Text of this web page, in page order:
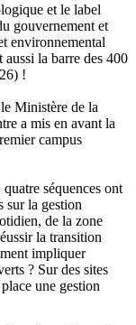
et le label
gouvernement et
environnemental
aussi la barre des 400
!
Ministère de la
a mis en avant la
campus
séquences ont
sur la gestion
de la zone
la transition
impliquer
? Sur des sites
une gestion